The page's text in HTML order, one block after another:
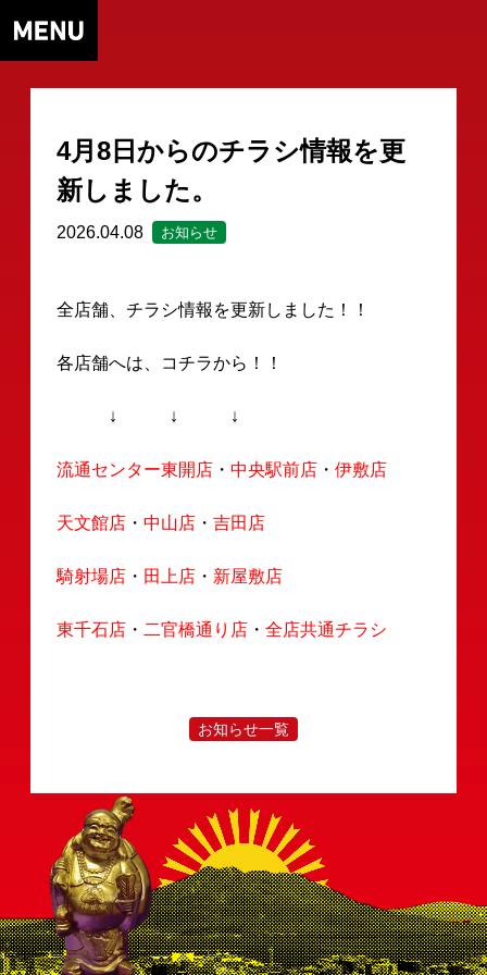
4月8日からのチラシ情報を更
新しました。
2026.04.08 お知らせ
全店舗、チラシ情報を更新しました！！
各店舗へは、コチラから！！
↓ ↓ ↓
流通センター東開店 ・ 中央駅前店 ・ 伊敷店
天文館店 ・ 中山店 ・ 吉田店
騎射場店 ・ 田上店 ・ 新屋敷店
東千石店 ・ 二官橋通り店 ・ 全店共通チラシ
お知らせ一覧
採用情報 会社案内 決済情報